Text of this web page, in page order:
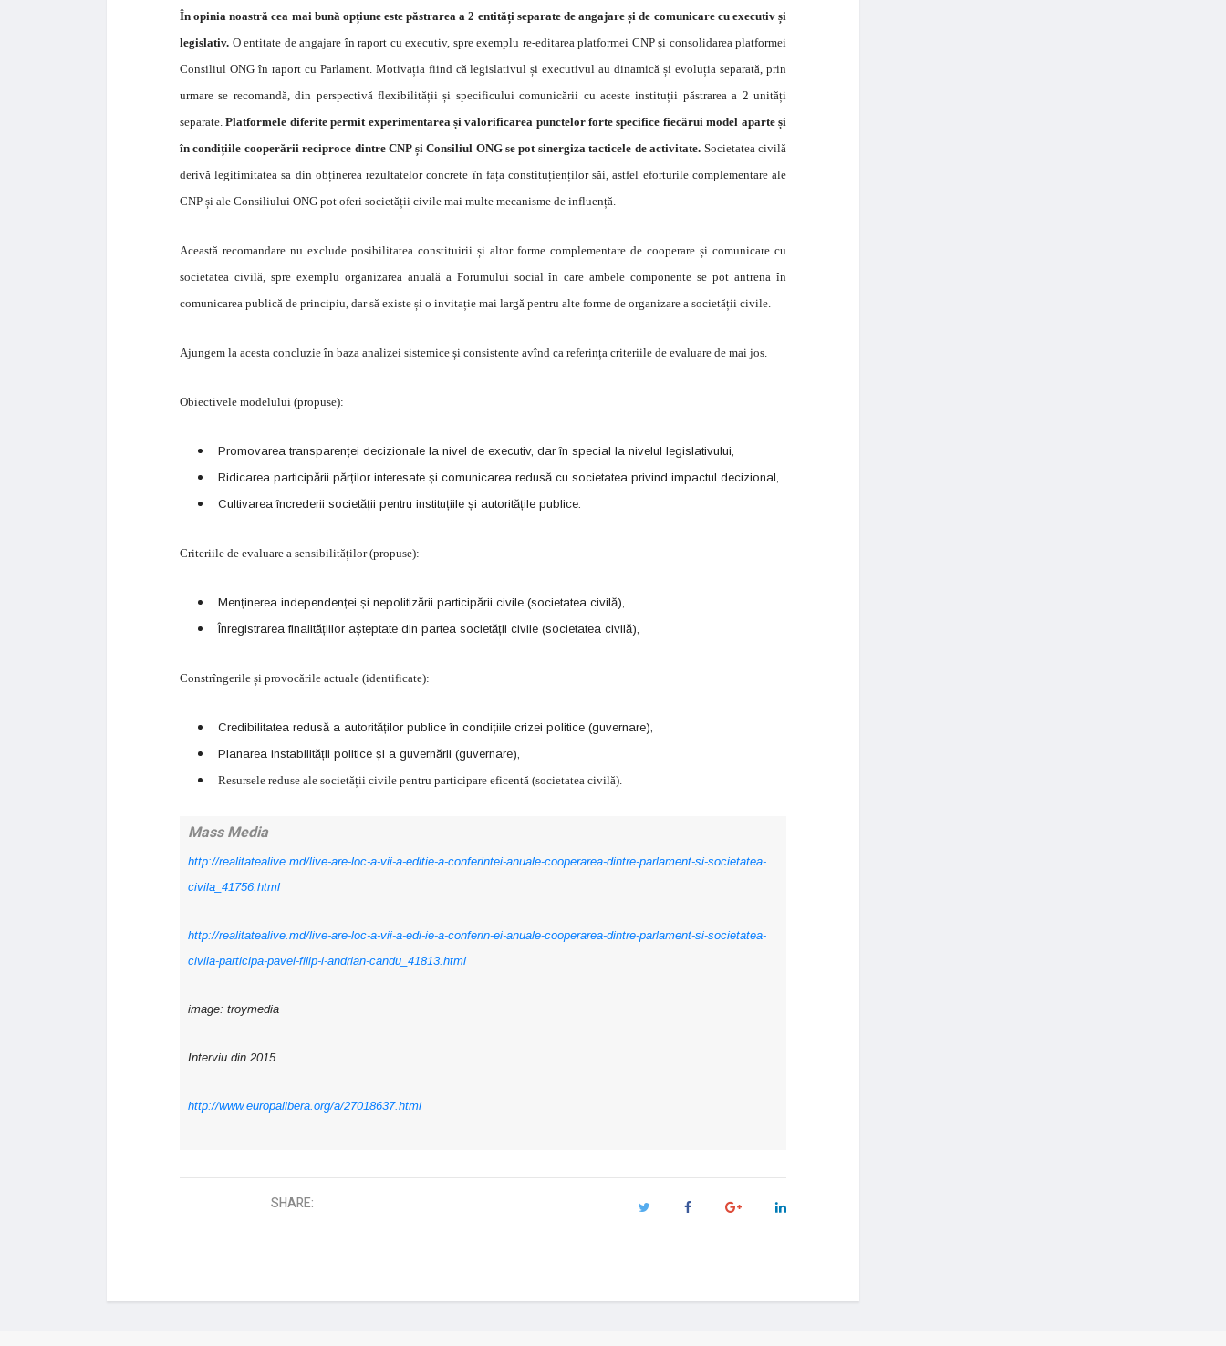
În opinia noastră cea mai bună opțiune este păstrarea a 2 entități separate de angajare și de comunicare cu executiv și
legislativ. O entitate de angajare în raport cu executiv, spre exemplu re-editarea platformei CNP și consolidarea platformei
Consiliul ONG în raport cu Parlament. Motivația fiind că legislativul și executivul au dinamică și evoluția separată, prin
urmare se recomandă, din perspectivă flexibilității și specificului comunicării cu aceste instituții păstrarea a 2 unități
separate.Platformele diferite permit experimentarea și valorificarea punctelor forte specifice fiecărui model aparte și
în condițiile cooperării reciproce dintre CNP și Consiliul ONG se pot sinergiza tacticele de activitate. Societatea civilă
derivă legitimitatea sa din obținerea rezultatelor concrete în fața constituțienților săi, astfel eforturile complementare ale
CNP și ale Consiliului ONG pot oferi societății civile mai multe mecanisme de influență.
Această recomandare nu exclude posibilitatea constituirii și altor forme complementare de cooperare și comunicare cu
societatea civilă, spre exemplu organizarea anuală a Forumului social în care ambele componente se pot antrena în
comunicarea publică de principiu, dar să existe și o invitație mai largă pentru alte forme de organizare a societății civile.
Ajungem la acesta concluzie în baza analizei sistemice și consistente avînd ca referința criteriile de evaluare de mai jos.
Obiectivele modelului (propuse):
Promovarea transparenței decizionale la nivel de executiv, dar în special la nivelul legislativului,
Ridicarea participării părților interesate și comunicarea redusă cu societatea privind impactul decizional,
Cultivarea încrederii societății pentru instituțiile și autoritățile publice.
Criteriile de evaluare a sensibilităților (propuse):
Menținerea independenței și nepolitizării participării civile (societatea civilă),
Înregistrarea finalitățiilor așteptate din partea societății civile (societatea civilă),
Constrîngerile și provocările actuale (identificate):
Credibilitatea redusă a autorităților publice în condițiile crizei politice (guvernare),
Planarea instabilității politice și a guvernării (guvernare),
Resursele reduse ale societății civile pentru participare eficentă (societatea civilă).
Mass Media
http://realitatealive.md/live-are-loc-a-vii-a-editie-a-conferintei-anuale-cooperarea-dintre-parlament-si-societatea-
civila_41756.html
http://realitatealive.md/live-are-loc-a-vii-a-edi-ie-a-conferin-ei-anuale-cooperarea-dintre-parlament-si-societatea-
civila-participa-pavel-filip-i-andrian-candu_41813.html
image: troymedia
Interviu din 2015
http://www.europalibera.org/a/27018637.html
SHARE: